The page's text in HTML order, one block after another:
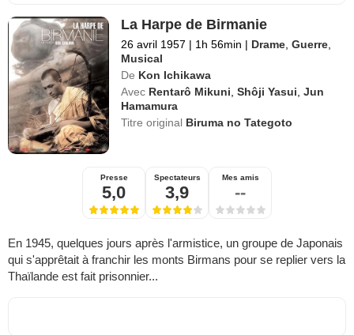
La Harpe de Birmanie
26 avril 1957 | 1h 56min | Drame ,Guerre
Musical
De Kon Ichikawa
Avec Rentarô Mikuni ,Shôji Yasui ,Jun
Hamamura
Titre original Biruma no Tategoto
Presse
5,0
Spectateurs
3,9
Mes amis
--
En 1945, quelques jours après l'armistice, un groupe de Japonais
qui s'apprêtait à franchir les monts Birmans pour se replier vers la
Thaïlande est fait prisonnier...